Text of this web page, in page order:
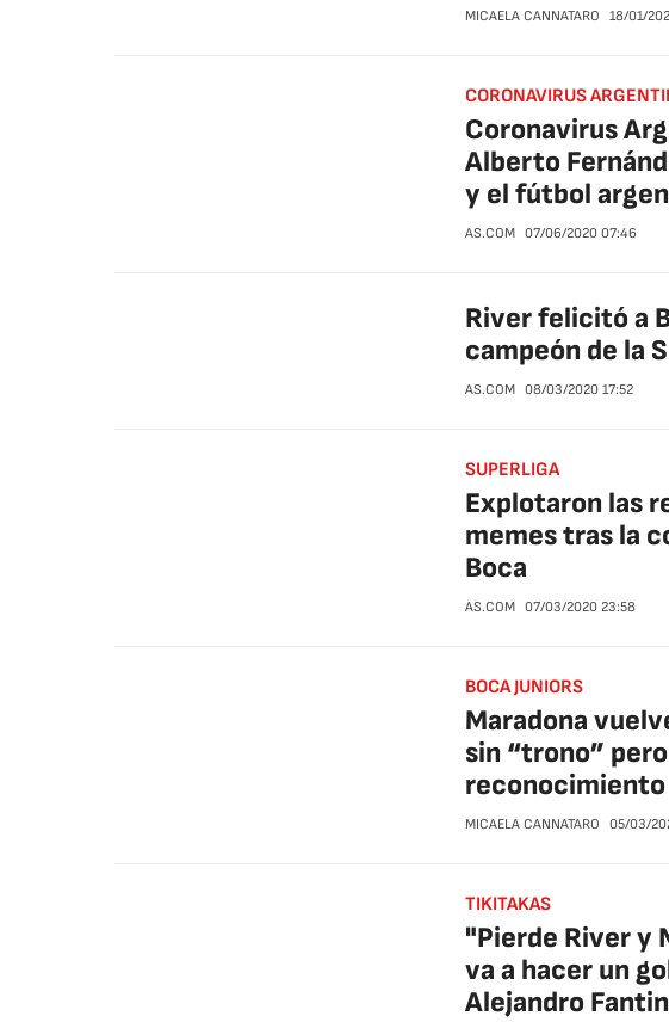
MICAELA CANNATARO 18/01/
CORONAVIRUS
Coronavirus
Alberto
y el fútbol
AS.COM 07/06/2020 07:46
River felicitó a
campeón de la
AS.COM 08/03/2020 17:52
SUPERLIGA
Explotaron las
memes tras la
Boca
AS.COM 07/03/2020 23:58
BOCA JUNIORS
Maradona
sin “trono”
reconocimiento
MICAELA CANNATARO 05/03/
TIKITAKAS
"Pierde River y
va a hacer un
Alejandro